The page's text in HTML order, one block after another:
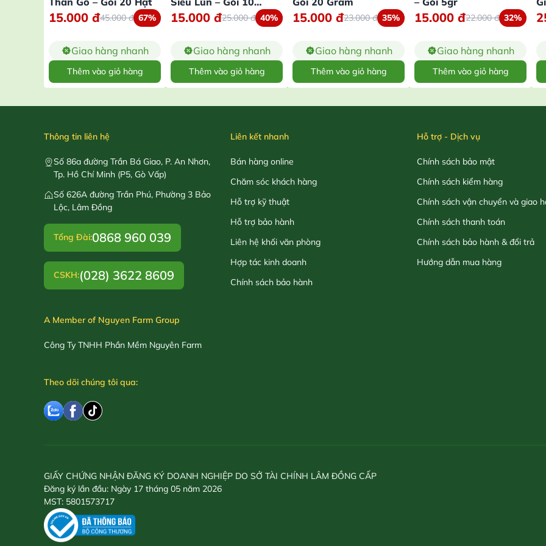
15.000 đ45.000đ 67%
Giao hàng nhanh
Thêm vào giỏ hàng
Gram
15.000 đ25.000đ 40%
Giao hàng nhanh
Thêm vào giỏ hàng
15.000 đ23.000đ 35%
Giao hàng nhanh
Thêm vào giỏ hàng
15.000 đ22.000đ 32%
Giao hàng nhanh
Thêm vào giỏ hàng
Thông tin liên hệ
Số 86a đường Trần Bá Giao, P. An Nhơn,
Tp. Hồ Chí Minh (P5, Gò Vấp)
Số 626A đường Trần Phú, Phường 3 Bảo
Lộc, Lâm Đồng
Tổng Đài:0868 960 039
CSKH:(028) 3622 8609
A Member of Nguyen Farm Group
Công Ty TNHH Phần Mềm Nguyên Farm
Theo dõi chúng tôi qua:
Liên kết nhanh
Bán hàng online
Chăm sóc khách hàng
Hỗ trợ kỹ thuật
Hỗ trợ bảo hành
Liên hệ khối văn phòng
Hợp tác kinh doanh
Chính sách bảo hành
Hỗ trợ - Dịch vụ
Chính sách bảo mật
Chính sách kiểm hàng
Chính sách vận chuyển và giao
Chính sách thanh toán
Chính sách bảo hành & đổi trả
Hướng dẫn mua hàng
GIẤY CHỨNG NHẬN ĐĂNG KÝ DOANH NGHIỆP DO SỞ TÀI CHÍNH LÂM ĐỒNG CẤP
Đăng ký lần đầu: Ngày 17 tháng 05 năm 2026
MST: 5801573717